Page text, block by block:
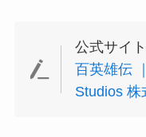
公式サイ
百英雄伝
Studios 株